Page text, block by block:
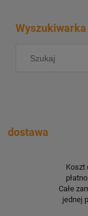
Wyszukiwarka
dostawa
Koszt
Całe
jednej